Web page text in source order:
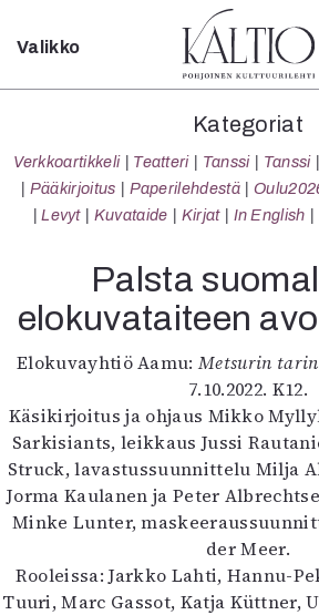
Sulje
Kategoriat
Verkkoartikkeli
Teatteri
Tanssi
Sámegillii
Pääkirjoitus
Oulu2026
Näyttelyt
Musiikki
Levyt
Kuvataide
Kirjat
In English
Esitystaide
Arkisto
Valikko
Kategoriat
Verkkoartikkeli Teatteri Tanssi Tanssi
Pääkirjoitus
Paperilehdestä
Levyt
Kuvataide Kirjat In English
Palsta
elokuvataiteen
Elokuvayhtiö Aamu:Metsurin
7.10.2022. K12.
Käsikirjoitus ja ohjaus Mikko
Sarkisiants, leikkaus Jussi
Struck, lavastussuunnittelu Milja
Jorma Kaulanen ja Peter
Minke Lunter,
der Meer.
Rooleissa: Jarkko Lahti, Hannu-
Tuuri, Marc Gassot, Katja Küttner,